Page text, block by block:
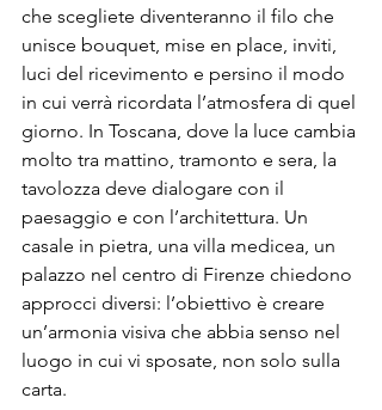
che scegliete diventeranno il filo che
unisce bouquet, mise en place, inviti,
luci del ricevimento e persino il modo
in cui verrà ricordata l’atmosfera di quel
giorno. In Toscana, dove la luce cambia
molto tra mattino, tramonto e sera, la
tavolozza deve dialogare con il
paesaggio e con l’architettura. Un
casale in pietra, una villa medicea, un
palazzo nel centro di Firenze chiedono
approcci diversi: l’obiettivo è creare
un’armonia visiva che abbia senso nel
luogo in cui vi sposate, non solo sulla
carta.